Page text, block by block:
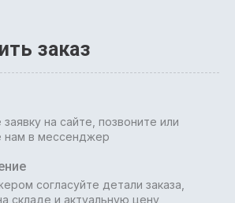
заказ
на сайте, позвоните или
нам в мессенджер
согласуйте детали заказа,
складе и актуальную цену